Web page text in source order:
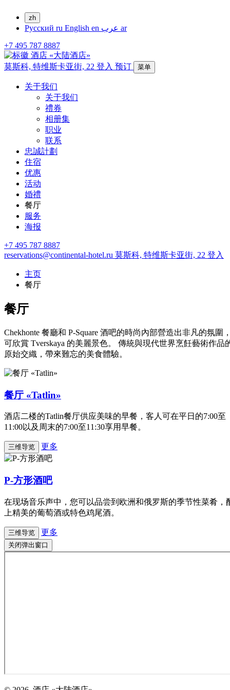
zh
Русский ru English en
ar
+7 495 787 8887
莫斯科, 特维斯卡亚街, 22 登入 预订 菜单
关于我们
关于我们
禮券
相册集
职业
联系
忠誠計劃
住宿
优惠
活动
婚禮
餐厅
服务
海报
+7 495 787 8887
reservations@continental-hotel.ru 莫斯科, 特维斯卡亚街, 22 登入
主页
餐厅
餐厅
Chekhonte 餐廳和 P-Square 酒吧的時尚內部營造出非凡的氛圍
可欣賞 Tverskaya 的美麗景色。 傳統與現代世界烹飪藝術作品
原始交織，帶來難忘的美食體驗。
餐厅 «Tatlin»
酒店二楼的Tatlin餐厅供应美味的早餐，客人可在平日的7:00至
11:00以及周末的7:00至11:30享用早餐。
三维导览 更多
P-方形酒吧
在现场音乐声中，您可以品尝到欧洲和俄罗斯的季节性菜肴，
上精美的葡萄酒或特色鸡尾酒。
三维导览 更多
关闭弹出窗口